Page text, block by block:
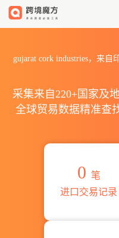
gujarat cork industries，来
采集来自220+国家及
全球贸易数据精准查
0 笔
进口交易记录